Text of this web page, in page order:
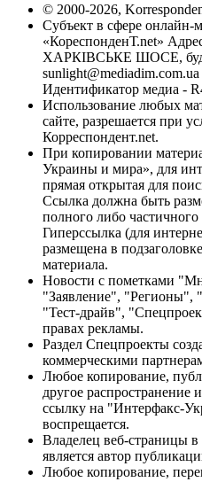
© 2000-2026,
Субъект в сфере онлайн-
«КореспонденТ.net»
ХАРКІВСЬКЕ ШОСЕ,
sunlight@mediadim.com.ua
Идентификатор медиа -
Использование любых
сайте, разрешается при
Корреспондент.net.
При копировании
Украины и мира», для
прямая открытая для
Ссылка должна быть
полного либо
Гиперссылка (для
размещена в
материала.
Новости с пометками
"Заявление",
"Тест-драйв",
правах рекламы.
Раздел Спецпроекты
коммерческими
Любое копирование,
другое распространение
ссылку на "Интерфакс-
воспрещается.
Владелец веб-страницы
является автор
Любое копирование,